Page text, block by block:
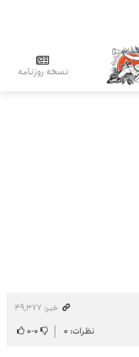
نسخه روزنامه
خبر: ۴۹٬۳۷۷
نظرات: ۰ ۰-۰